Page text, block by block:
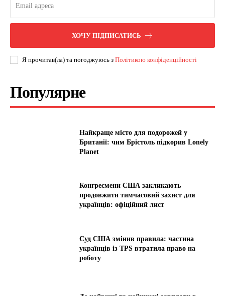
ХОЧУ ПІДПИСАТИСЬ
Я прочитав(ла) та погоджуюсь з Політикою конфіденційності
Популярне
Найкраще місто для подорожей у
Британії: чим Брістоль підкорив Lonely
Planet
Конгресмени США закликають
продовжити тимчасовий захист для
українців: офіційний лист
Суд США змінив правила: частина
українців із TPS втратила право на
роботу